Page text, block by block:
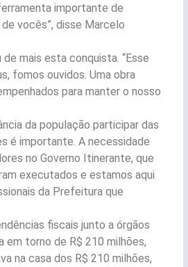
importante de
vocês”, disse Marcelo
mais esta conquista. “Esse
fomos ouvidos. Uma obra
para manter o nosso
da população participar das
é importante. A necessidade
no Governo Itinerante, que
executados e estamos aqui
da Prefeitura que
fiscais junto a órgãos
em torno de R$ 210 milhões,
na casa dos R$ 210 milhões,